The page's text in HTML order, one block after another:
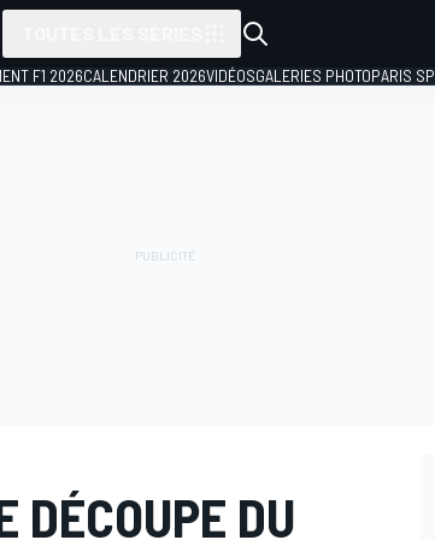
F1 2026CALENDRIER 2026VIDÉOSGALERIES PHOTOPARIS
DÉCOUPE DU